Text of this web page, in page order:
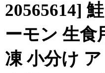
20565614]
ーモン 生食
凍 小分け